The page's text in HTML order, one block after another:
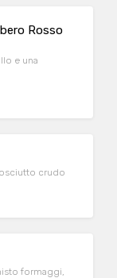
Rosso
e una
crudo
formaggi,